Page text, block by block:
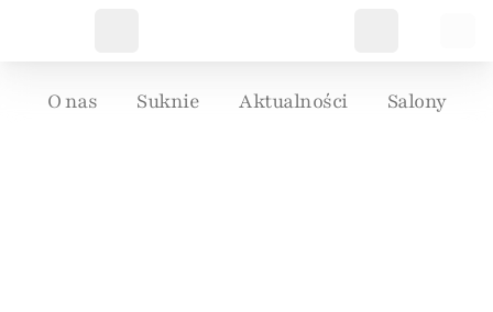
O nas Suknie Aktualności Salony